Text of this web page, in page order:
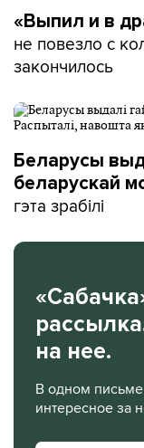
«Выпил и в
не повезло с
закончилось
Беларусы
беларускай
гэта зрабілі
на нее.
В одном
интересное за